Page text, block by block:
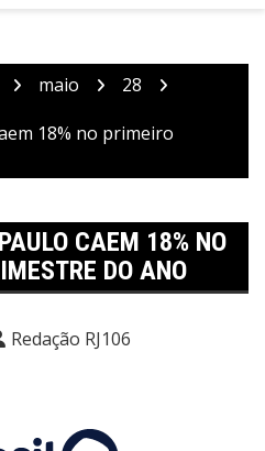
maio
28
18% no primeiro
CAEM 18% NO
DO ANO
Redação RJ106